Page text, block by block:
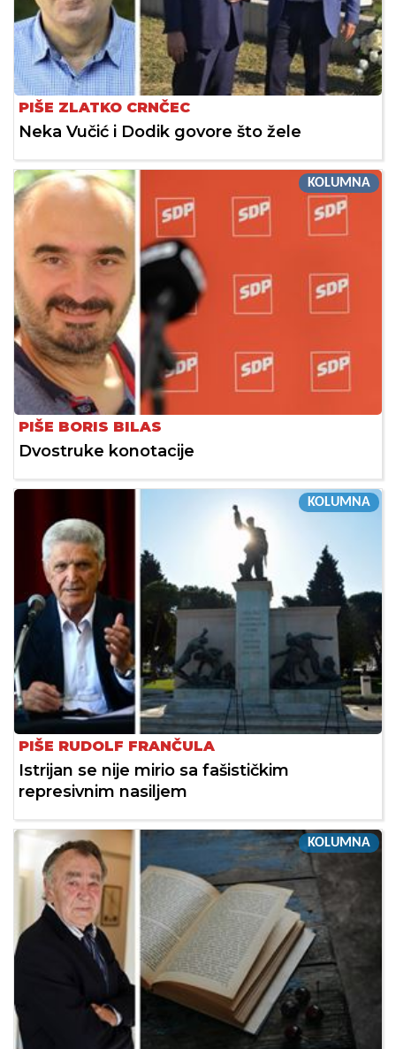
PIŠE ZLATKO CRNČEC
Neka Vučić i Dodik govore što žele
KOLUMNA
PIŠE BORIS BILAS
Dvostruke konotacije
KOLUMNA
PIŠE RUDOLF FRANČULA
Istrijan se nije mirio sa fašističkim
represivnim nasiljem
KOLUMNA